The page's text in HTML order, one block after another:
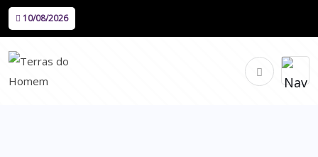
10/08/2026